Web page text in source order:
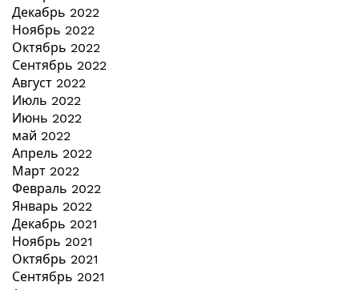
Декабрь 2022
Ноябрь 2022
Октябрь 2022
Сентябрь 2022
Август 2022
Июль 2022
Июнь 2022
май 2022
Апрель 2022
Март 2022
Февраль 2022
Январь 2022
Декабрь 2021
Ноябрь 2021
Октябрь 2021
Сентябрь 2021